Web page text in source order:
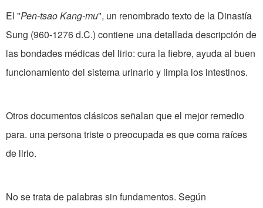
El "Pen-tsao Kang-mu", un renombrado texto de la Dinastía
Sung (960-1276 d.C.) contiene una detallada descripción de
las bondades médicas del lirio: cura la fiebre, ayuda al buen
funcionamiento del sistema urinario y limpia los intestinos.
Otros documentos clásicos señalan que el mejor remedio
para. una persona triste o preocupada es que coma raíces
de lirio.
No se trata de palabras sin fundamentos. Según